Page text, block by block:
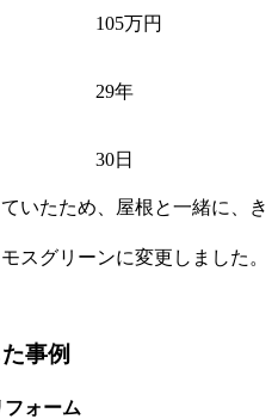
105万円
29年
30日
いたため、屋根と一緒に、き
スグリーンに変更しました。
事例
ォーム